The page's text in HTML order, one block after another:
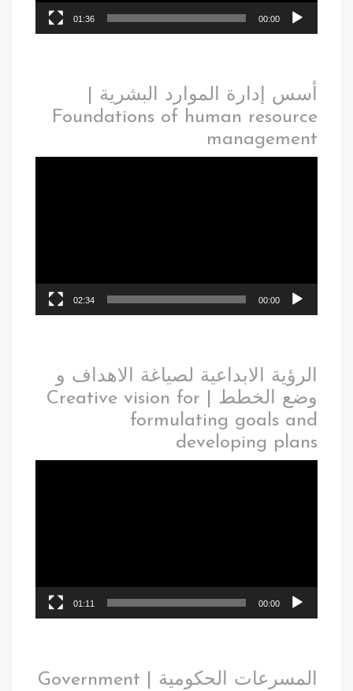
00:00
01:36
أسس إدارة الموارد البشرية |
Foundations of human resource
management
00:00
02:34
الرؤية الابداعية لصياغة الاهداف و
وضع الخطط | Creative vision for
formulating goals and
developing plans
00:00
01:11
المسرعات الحكومية | Government